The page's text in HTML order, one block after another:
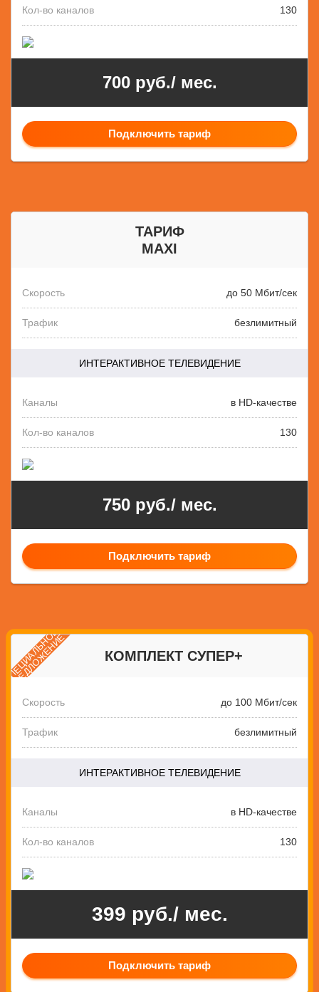
Кол-во каналов 130
700 руб./ мес.
Подключить тариф
ТАРИФ
MAXI
Скорость до 50 Мбит/сек
Трафик безлимитный
ИНТЕРАКТИВНОЕ ТЕЛЕВИДЕНИЕ
Каналы в HD-качестве
Кол-во каналов 130
750 руб./ мес.
Подключить тариф
СПЕЦИАЛЬНОЕ
ПРЕДЛОЖЕНИЕ КОМПЛЕКТ СУПЕР+
Скорость до 100 Мбит/сек
Трафик безлимитный
ИНТЕРАКТИВНОЕ ТЕЛЕВИДЕНИЕ
Каналы в HD-качестве
Кол-во каналов 130
399 руб./ мес.
Подключить тариф